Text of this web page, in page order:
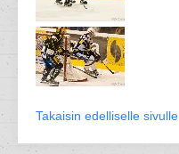
Takaisin edelliselle sivulle